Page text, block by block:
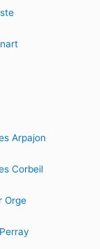
Arpajon
Corbeil
Orge